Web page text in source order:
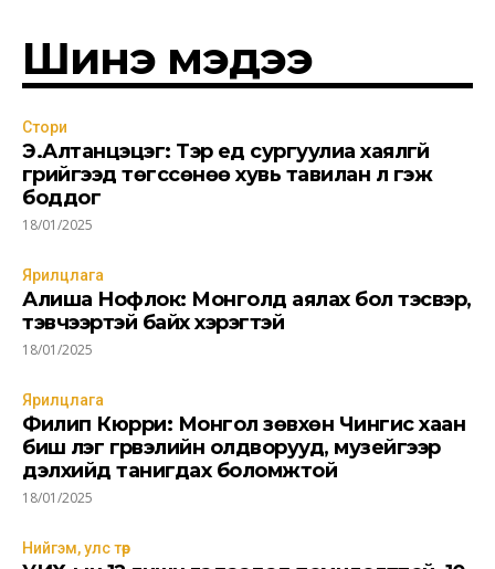
Шинэ мэдээ
Стори
Э.Алтанцэцэг: Тэр үед сургуулиа хаялгүй
гүрийгээд төгссөнөө хувь тавилан л гэж
боддог
18/01/2025
Ярилцлага
Алиша Нофлок: Монголд аялах бол тэсвэр,
тэвчээртэй байх хэрэгтэй
18/01/2025
Ярилцлага
Филип Кюрри: Монгол зөвхөн Чингис хаан
биш үлэг гүрвэлийн олдворууд, музейгээр
дэлхийд танигдах боломжтой
18/01/2025
Нийгэм, улс төр